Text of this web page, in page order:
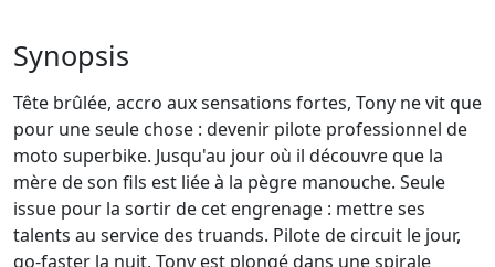
Synopsis
Tête brûlée, accro aux sensations fortes, Tony ne vit que
pour une seule chose : devenir pilote professionnel de
moto superbike. Jusqu'au jour où il découvre que la
mère de son fils est liée à la pègre manouche. Seule
issue pour la sortir de cet engrenage : mettre ses
talents au service des truands. Pilote de circuit le jour,
go-faster la nuit, Tony est plongé dans une spirale